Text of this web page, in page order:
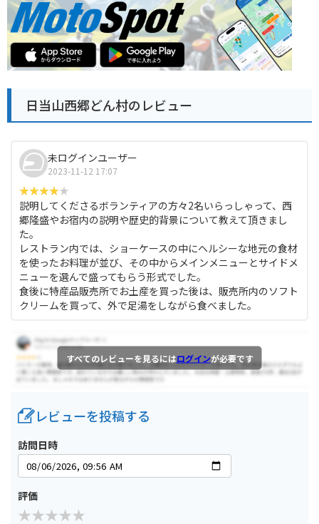
日当山西郷どん村のレビュー
未ログインユーザー
2023-11-12 17:07
説明してくださるボランティアの方々2名いらっしゃって、西
郷隆盛やお宿内の説明や歴史的背景について教えて頂きまし
た。
レストラン内では、ショーケースの中にヘルシーな地元の食材
を使ったお料理が並び、その中からメインメニューとサイドメ
ニューを選んで盛ってもらう形式でした。
食後に特産品販売所でお土産を買った後は、販売所内のソフト
クリームを買って、外で足湯をしながら食べました。
すべてのレビューを見るにはログインが必要です
レビューを投稿する
訪問日時
評価